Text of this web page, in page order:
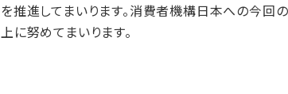
を推進してまいります。消費者機構日本への今回
上に努めてまいります。